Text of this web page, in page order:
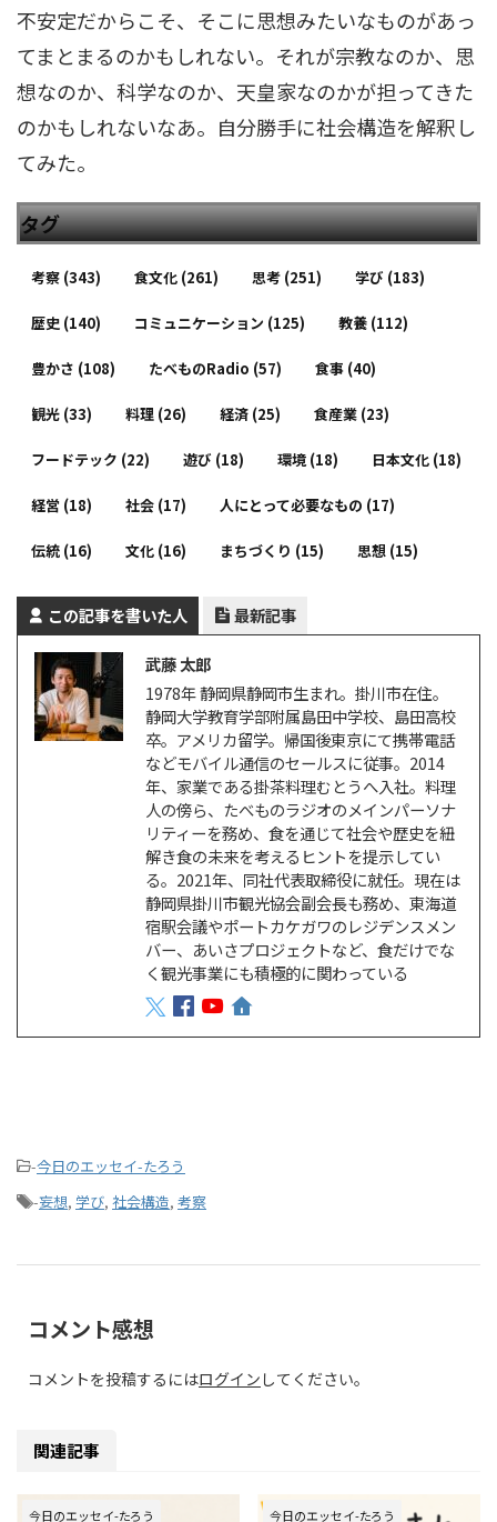
不安定だからこそ、そこに思想みたいなものがあっ
てまとまるのかもしれない。それが宗教なのか、思
想なのか、科学なのか、天皇家なのかが担ってきた
のかもしれないなあ。自分勝手に社会構造を解釈し
てみた。
タグ
考察 (343) 食文化 (261) 思考 (251) 学び (183)
歴史 (140) コミュニケーション (125) 教養 (112)
豊かさ (108) たべものRadio (57) 食事 (40)
観光 (33) 料理 (26) 経済 (25) 食産業 (23)
フードテック (22) 遊び (18) 環境(18) 日本文化 (18)
経営 (18) 社会 (17) 人にとって必要なもの (17)
伝統 (16) 文化 (16) まちづくり (15) 思想 (15)
この記事を書いた人 最新記事
武藤 太郎
1978年 静岡県静岡市生まれ。掛川市在住。
静岡大学教育学部附属島田中学校、島田高校
卒。アメリカ留学。帰国後東京にて携帯電話
などモバイル通信のセールスに従事。2014
年、家業である掛茶料理むとうへ入社。料理
人の傍ら、たべものラジオのメインパーソナ
リティーを務め、食を通じて社会や歴史を紐
解き食の未来を考えるヒントを提示してい
る。2021年、同社代表取締役に就任。現在は
静岡県掛川市観光協会副会長も務め、東海道
宿駅会議やポートカケガワのレジデンスメン
バー、あいさプロジェクトなど、食だけでな
く観光事業にも積極的に関わっている
-今日のエッセイ-たろう
-妄想, 学び, 社会構造, 考察
コメント感想
コメントを投稿するにはログイン してください。
関連記事
今日のエッセイ-たろう 今日のエッセイ-たろう